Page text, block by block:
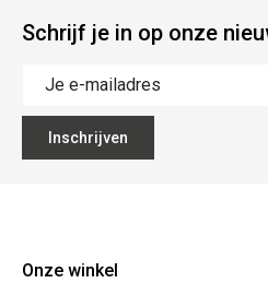
Schrijf je in op onze
Inschrijven
Onze winkel